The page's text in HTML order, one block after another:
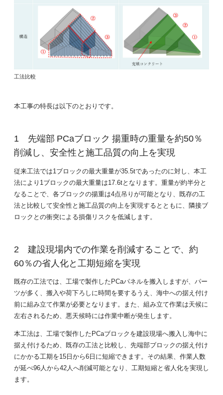
工法比較
本工事の特長は以下のとおりです。
先端部 PCaブロック 揚重時の重量を約50％
削減し、安全性と施工品質の向上を実現
従来工法では1ブロックの最大重量が35.5tであったのに対し、本工
法により1ブロックの最大重量は17.6tとなります。重量が約半分と
なることで、各ブロックの揚重は4点吊りが可能となり、既存の工
法と比較して安全性と施工品質の向上を実現するとともに、隣接ブ
ロックとの衝突による損傷リスクを低減します。
建設現場内での作業を削減することで、約
60％の省人化と工期短縮を実現
既存の工法では、工場で製作したPCaパネルを搬入しますが、パー
ツが多く、搬入や荷下ろしに時間を要するうえ、海中への据え付け
前に組み立て作業が必要となります。また、組み立て作業は天候に
左右されるため、悪天候時には作業中断が発生します。
本工法は、工場で製作したPCaブロックを建設現場へ搬入し海中に
据え付けるため、既存の工法と比較し、先端部ブロックの据え付け
にかかる工期を15日から6日に短縮できます。その結果、作業人数
が延べ96人から42人へ削減可能となり、工期短縮と省人化を実現し
ます。